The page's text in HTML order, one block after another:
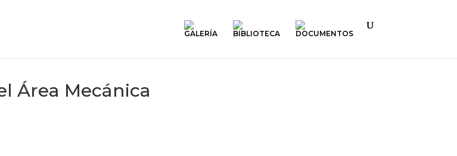
GALERÍA BIBLIOTECA DOCUMENTOS
Área Mecánica